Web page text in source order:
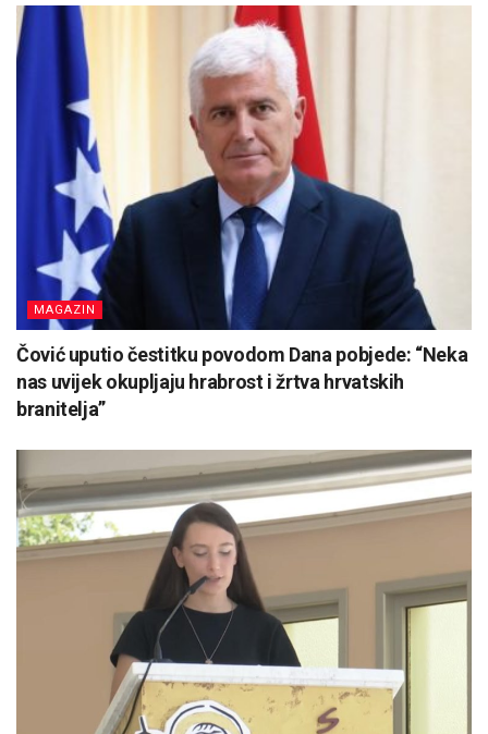
MAGAZIN
Čović uputio čestitku povodom Dana pobjede: “Neka
nas uvijek okupljaju hrabrost i žrtva hrvatskih
branitelja”